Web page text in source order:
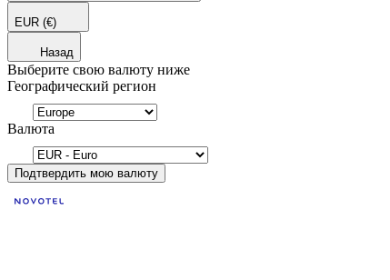
EUR (€)
Назад
Выберите свою валюту ниже
Географический регион
Валюта
Подтвердить мою валюту